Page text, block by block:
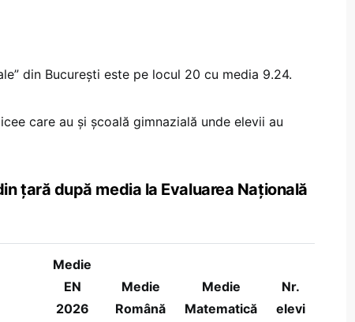
din București este pe locul 20 cu media 9.24.
care au și școală gimnazială unde elevii au
țară după media la Evaluarea Națională
Medie
EN
2026
Medie
Română
Medie
Matematică
Nr.
elevi